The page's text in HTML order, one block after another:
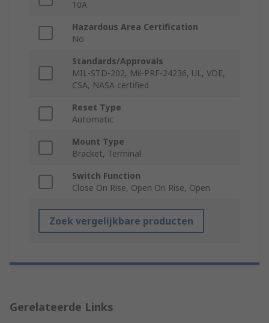
10A
Hazardous Area Certification
No
Standards/Approvals
MIL-STD-202, Mil-PRF-24236, UL, VDE,
CSA, NASA certified
Reset Type
Automatic
Mount Type
Bracket, Terminal
Switch Function
Close On Rise, Open On Rise, Open
Zoek vergelijkbare producten
Gerelateerde Links